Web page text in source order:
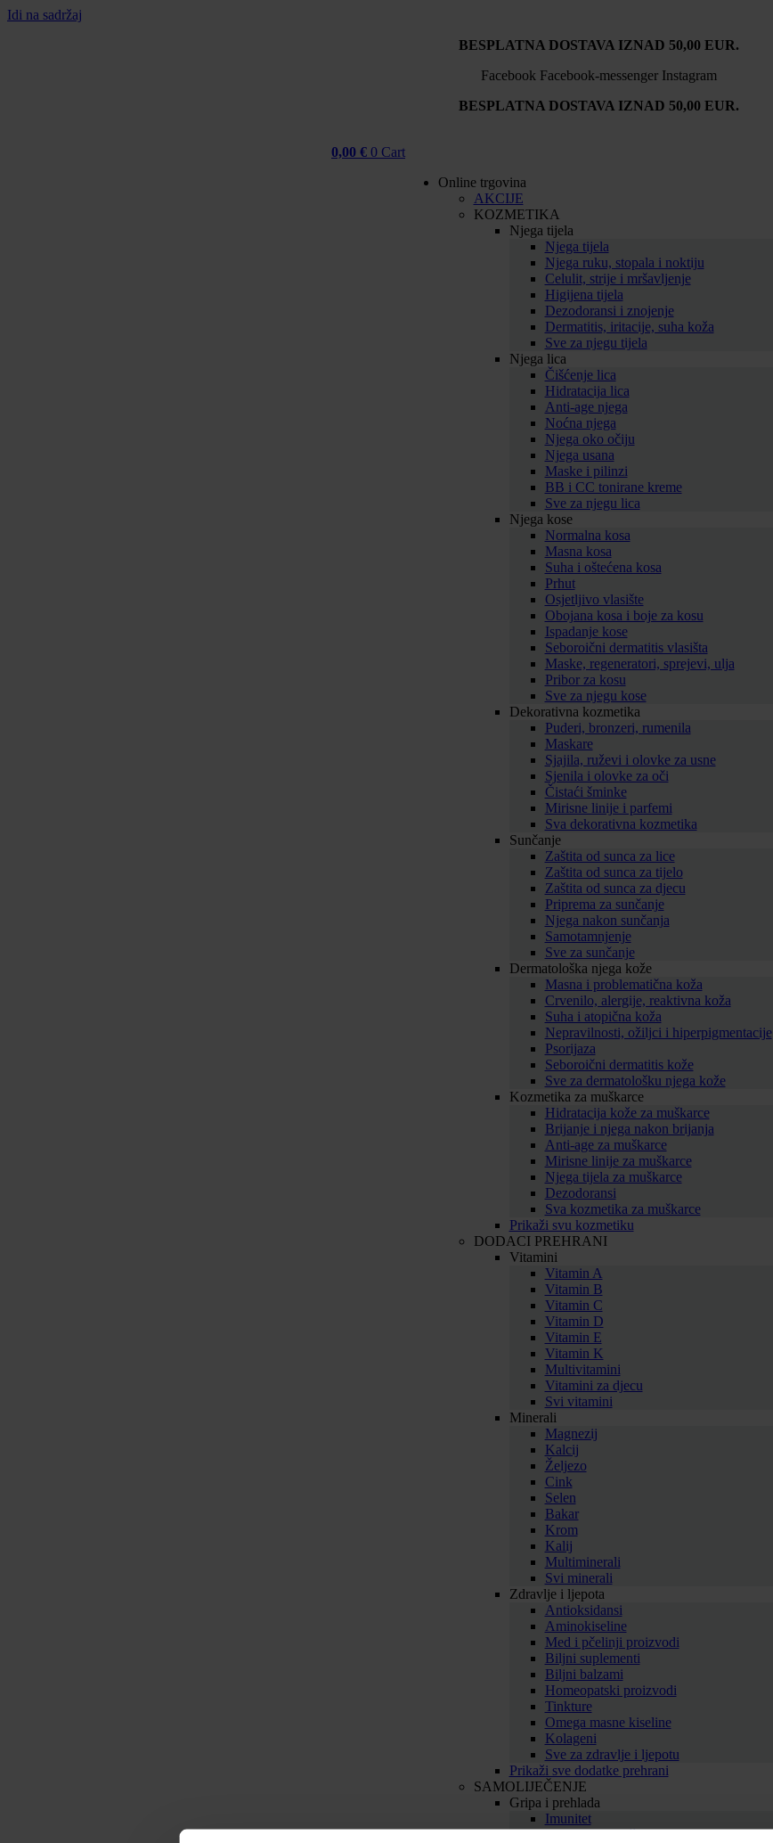
Idi na sadržaj
BESPLATNA DOSTAVA IZNAD 50,00 EUR.
Facebook Facebook-messenger Instagram
BESPLATNA DOSTAVA IZNAD 50,00 EUR.
0,00 € 0 Cart
Online trgovina
AKCIJE
KOZMETIKA
Njega tijela
Njega tijela
Njega ruku, stopala i noktiju
Celulit, strije i mršavljenje
Higijena tijela
Dezodoransi i znojenje
Dermatitis, iritacije, suha koža
Sve za njegu tijela
Njega lica
Čišćenje lica
Hidratacija lica
Anti-age njega
Noćna njega
Njega oko očiju
Njega usana
Maske i pilinzi
BB i CC tonirane kreme
Sve za njegu lica
Njega kose
Normalna kosa
Masna kosa
Suha i oštećena kosa
Prhut
Osjetljivo vlasište
Obojana kosa i boje za kosu
Ispadanje kose
Seboroični dermatitis vlasišta
Maske, regeneratori, sprejevi, ulja
Pribor za kosu
Sve za njegu kose
Dekorativna kozmetika
Puderi, bronzeri, rumenila
Maskare
Sjajila, ruževi i olovke za usne
Sjenila i olovke za oči
Čistaći šminke
Mirisne linije i parfemi
Sva dekorativna kozmetika
Sunčanje
Zaštita od sunca za lice
Zaštita od sunca za tijelo
Zaštita od sunca za djecu
Priprema za sunčanje
Njega nakon sunčanja
Samotamnjenje
Sve za sunčanje
Dermatološka njega kože
Masna i problematična koža
Crvenilo, alergije, reaktivna koža
Suha i atopična koža
Nepravilnosti, ožiljci i hiperpigmentacije
Psorijaza
Seboroični dermatitis kože
Sve za dermatološku njega kože
Kozmetika za muškarce
Hidratacija kože za muškarce
Brijanje i njega nakon brijanja
Anti-age za muškarce
Mirisne linije za muškarce
Njega tijela za muškarce
Dezodoransi
Sva kozmetika za muškarce
Prikaži svu kozmetiku
DODACI PREHRANI
Vitamini
Vitamin A
Vitamin B
Vitamin C
Vitamin D
Vitamin E
Vitamin K
Multivitamini
Vitamini za djecu
Svi vitamini
Minerali
Magnezij
Kalcij
Željezo
Cink
Selen
Bakar
Krom
Kalij
Multiminerali
Svi minerali
Zdravlje i ljepota
Antioksidansi
Aminokiseline
Med i pčelinji proizvodi
Biljni suplementi
Biljni balzami
Homeopatski proizvodi
Tinkture
Omega masne kiseline
Kolageni
Sve za zdravlje i ljepotu
Prikaži sve dodatke prehrani
SAMOLIJEČENJE
Gripa i prehlada
Imunitet
Bolno grlo i kašalj